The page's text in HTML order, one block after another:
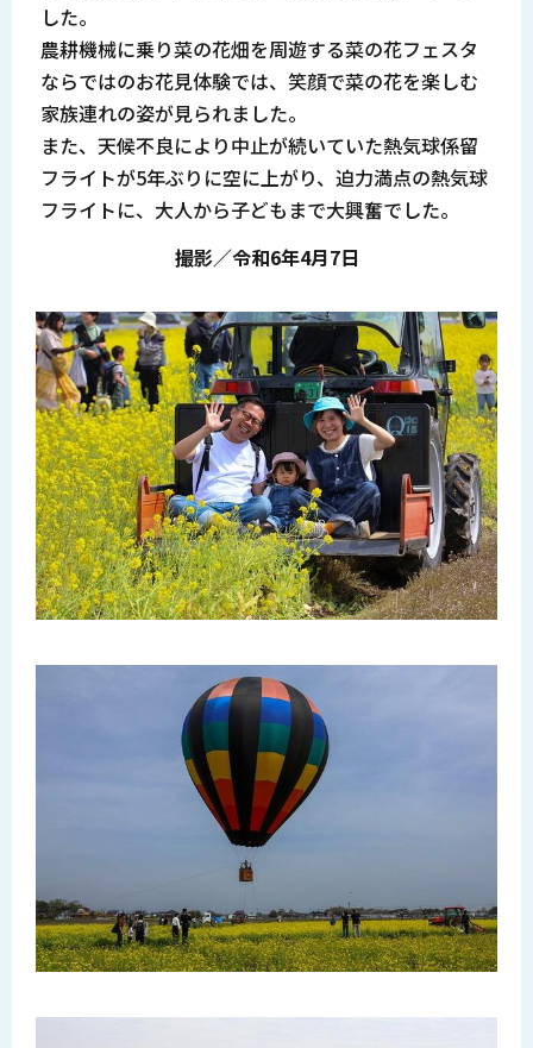
した。
農耕機械に乗り菜の花畑を周遊する菜の花フェスタ
ならではのお花見体験では、笑顔で菜の花を楽しむ
家族連れの姿が見られました。
また、天候不良により中止が続いていた熱気球係留
フライトが5年ぶりに空に上がり、迫力満点の熱気球
フライトに、大人から子どもまで大興奮でした。
撮影／令和6年4月7日